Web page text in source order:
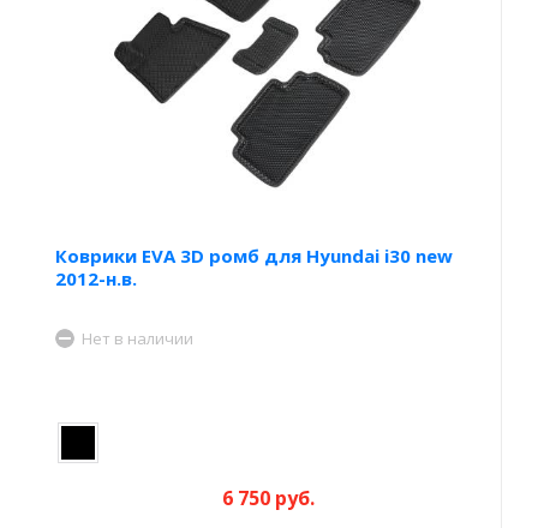
Коврики EVA 3D ромб для Hyundai i30 new
2012-н.в.
Нет в наличии
6 750 руб.